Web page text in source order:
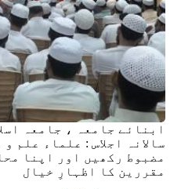
ابنائے جامعہ ، جامعہ
سالانہ اجلاس : علماء علم
مضبوط رکھیں اور اپنا
مقررین کا اظہارِ خیال